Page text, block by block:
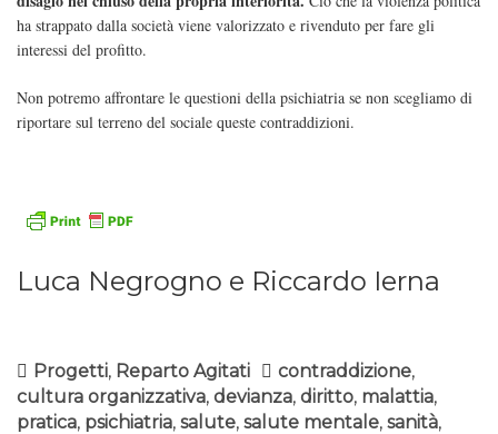
ha strappato dalla società viene valorizzato e rivenduto per fare gli
interessi del profitto.
Non potremo affrontare le questioni della psichiatria se non scegliamo di
riportare sul terreno del sociale queste contraddizioni.
Luca Negrogno e Riccardo Ierna
Progetti, Reparto Agitati contraddizione,
cultura organizzativa, devianza, diritto, malattia,
pratica, psichiatria, salute, salute mentale, sanità,